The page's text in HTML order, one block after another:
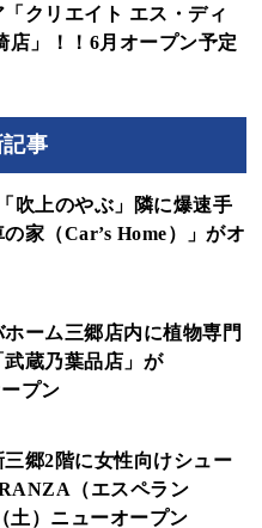
クリエイト エス・ディ
店」！！6月オープン予定
事
吹上のやぶ」隣に爆速手
家（Car’s Home）」がオ
ーム三郷店内に植物専門
武蔵乃葉品店」が
プン
三郷2階に女性向けシュー
（エスペラン
土）ニューオープン